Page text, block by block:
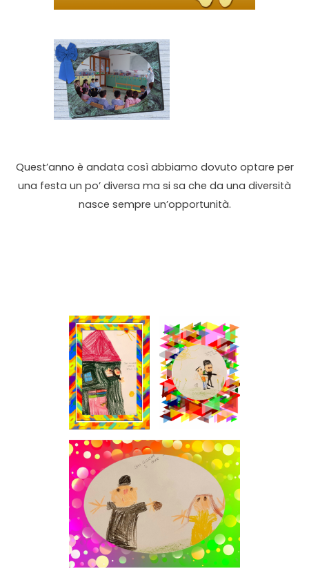
Quest’anno è andata così abbiamo dovuto optare per
una festa un po’ diversa ma si sa che da una diversità
nasce sempre un’opportunità.